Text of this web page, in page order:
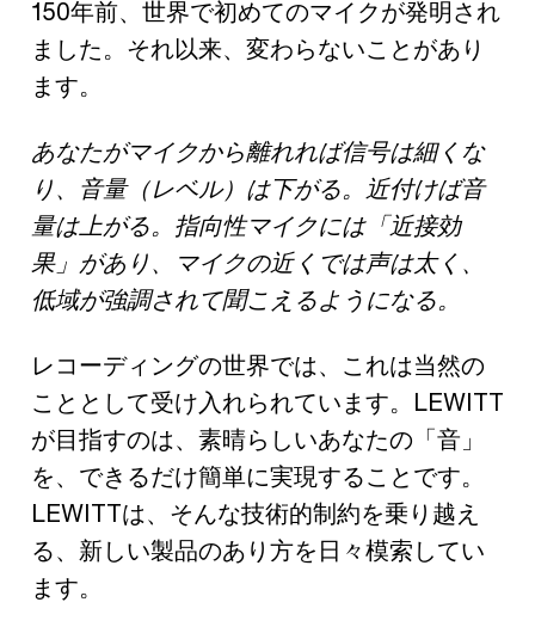
150年前、世界で初めてのマイクが発明され
ました。それ以来、変わらないことがあり
ます。
あなたがマイクから離れれば信号は細くな
り、音量（レベル）は下がる。近付けば音
量は上がる。指向性マイクには「近接効
果」があり、マイクの近くでは声は太く、
低域が強調されて聞こえるようになる。
レコーディングの世界では、これは当然の
こととして受け入れられています。LEWITT
が目指すのは、素晴らしいあなたの「音」
を、できるだけ簡単に実現することです。
LEWITTは、そんな技術的制約を乗り越え
る、新しい製品のあり方を日々模索してい
ます。